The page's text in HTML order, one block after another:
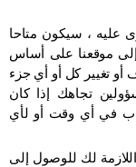
عليه ، سيكون متاحا
موقعنا على أساس
أو تغيير كل أو أي جزء
تجاهك إذا كان
في أي وقت أو لأي
لك للوصول إلى